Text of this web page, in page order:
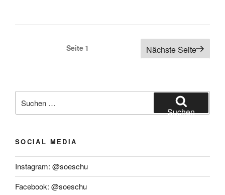
sich
für
Seitennummerierung
Seite 1 Nächste Seite
nach:
Suchen
SOCIAL MEDIA
Instagram: @soeschu
Facebook: @soeschu